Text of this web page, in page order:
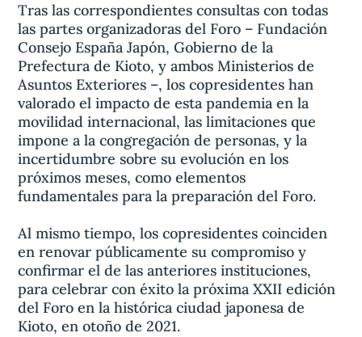
Tras las correspondientes consultas con todas
las partes organizadoras del Foro – Fundación
Consejo España Japón, Gobierno de la
Prefectura de Kioto, y ambos Ministerios de
Asuntos Exteriores –, los copresidentes han
valorado el impacto de esta pandemia en la
movilidad internacional, las limitaciones que
impone a la congregación de personas, y la
incertidumbre sobre su evolución en los
próximos meses, como elementos
fundamentales para la preparación del Foro.
Al mismo tiempo, los copresidentes coinciden
en renovar públicamente su compromiso y
confirmar el de las anteriores instituciones,
para celebrar con éxito la próxima XXII edición
del Foro en la histórica ciudad japonesa de
Kioto, en otoño de 2021.